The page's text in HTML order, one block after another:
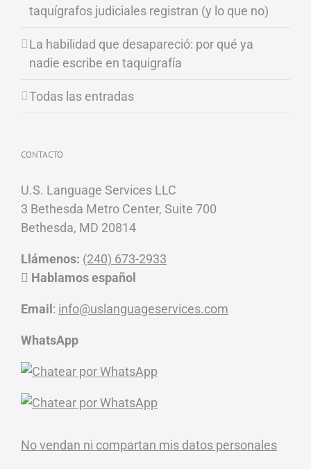
taquígrafos judiciales registran (y lo que no)
La habilidad que desapareció: por qué ya
nadie escribe en taquigrafía
Todas las entradas
CONTACTO
U.S. Language Services LLC
3 Bethesda Metro Center, Suite 700
Bethesda, MD 20814
Llámenos: (240) 673-2933
Hablamos español
Email: info@uslanguageservices.com
WhatsApp
No vendan ni compartan mis datos personales